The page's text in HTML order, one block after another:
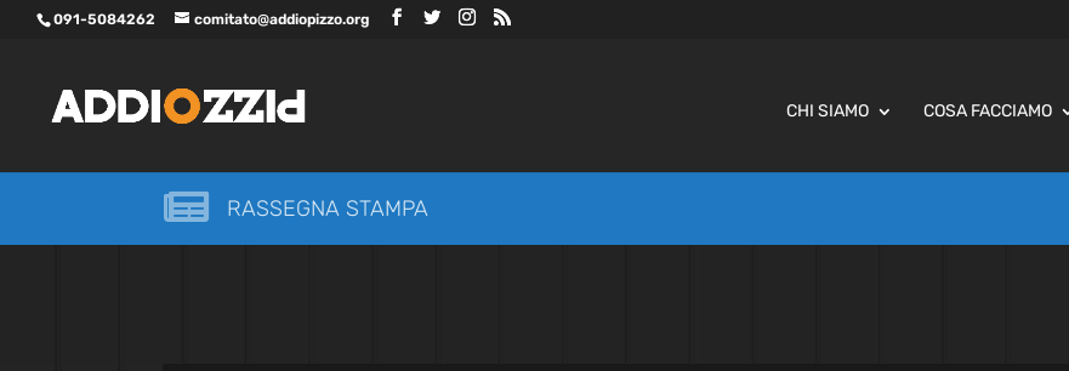
091-5084262 comitato@addiopizzo.org
CHI SIAMO COSA FACCIAMO
 RASSEGNA STAMPA